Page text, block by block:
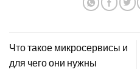
Что такое микросервисы и
для чего они нужны